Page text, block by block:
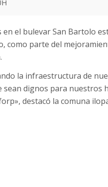
en el bulevar San Bartolo
como parte del
la infraestructura de
sean dignos para nuestros
destacó la comuna